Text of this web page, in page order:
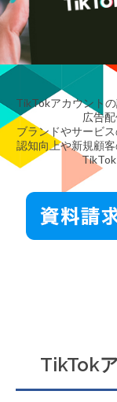
TikTokアカウント
広告
ブランドやサービ
認知向上や新規顧
TikTok
TikTok